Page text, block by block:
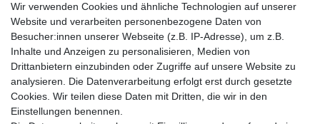
Material: Zinklegierung
Ausgangsleistung: max. 45 Watt
Ausgangsspannung : max. 4,2 Volt
Ausgangsstrom : max. 12 Ampere
USB-Spezifikation: 5 V / 600 mA
Lieferumfang:
Wir verwenden Cookies und ähnliche Technologien auf unserer
Website und verarbeiten personenbezogene Daten von
Besucher:innen unserer Webseite (z.B. IP-Adresse), um z.B.
Inhalte und Anzeigen zu personalisieren, Medien von
Drittanbietern einzubinden oder Zugriffe auf unsere Website zu
analysieren. Die Datenverarbeitung erfolgt erst durch gesetzte
Cookies. Wir teilen diese Daten mit Dritten, die wir in den
Einstellungen benennen.